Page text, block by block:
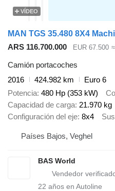
VÍDEO
ARS 116.700.000 EUR 67.500
Camión portacoches
2016
424.982 km
Euro 6
Potencia 480 Hp (353 kW)
Capacidad de carga 21.970 kg
Configuración del eje 8x4
Países Bajos, Veghel
BAS World
22 años en Autoline